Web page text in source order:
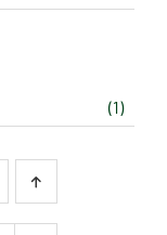
(1)